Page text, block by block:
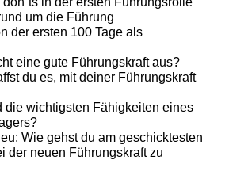
um die Führung
der ersten 100 Tage als
eine gute Führungskraft aus?
du es, mit deiner Führungskraft
die wichtigsten Fähigkeiten eines
Wie gehst du am geschicktesten
der neuen Führungskraft zu